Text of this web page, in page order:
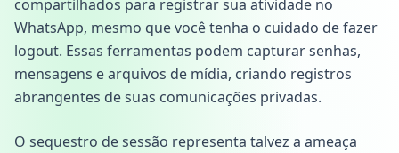
compartilhados para registrar sua atividade no
WhatsApp, mesmo que você tenha o cuidado de fazer
logout. Essas ferramentas podem capturar senhas,
mensagens e arquivos de mídia, criando registros
abrangentes de suas comunicações privadas.
O sequestro de sessão representa talvez a ameaça